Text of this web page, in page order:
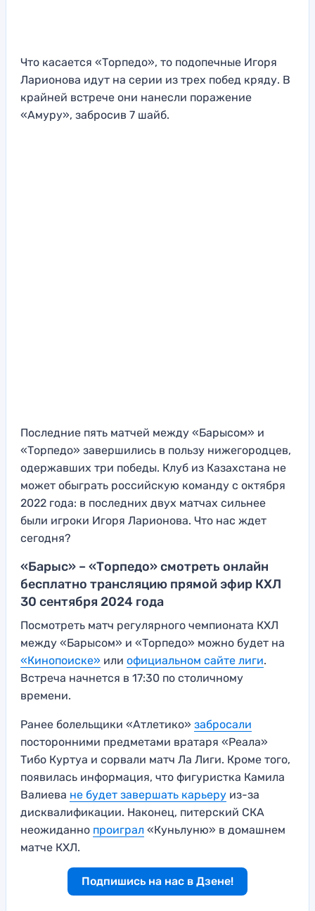
Что касается «Торпедо», то подопечные Игоря
Ларионова идут на серии из трех побед кряду. В
крайней встрече они нанесли поражение
«Амуру», забросив 7 шайб.
Последние пять матчей между «Барысом» и
«Торпедо» завершились в пользу нижегородцев,
одержавших три победы. Клуб из Казахстана не
может обыграть российскую команду с октября
2022 года: в последних двух матчах сильнее
были игроки Игоря Ларионова. Что нас ждет
сегодня?
«Барыс» – «Торпедо» смотреть онлайн
бесплатно трансляцию прямой эфир КХЛ
30 сентября 2024 года
Посмотреть матч регулярного чемпионата КХЛ
между «Барысом» и «Торпедо» можно будет на
«Кинопоиске» или официальном сайте лиги.
Встреча начнется в 17:30 по столичному
времени.
Ранее болельщики «Атлетико» забросали
посторонними предметами вратаря «Реала»
Тибо Куртуа и сорвали матч Ла Лиги. Кроме того,
появилась информация, что фигуристка Камила
Валиева не будет завершать карьеру из-за
дисквалификации. Наконец, питерский СКА
неожиданно проиграл «Куньлуню» в домашнем
матче КХЛ.
Подпишись на нас в Дзене!